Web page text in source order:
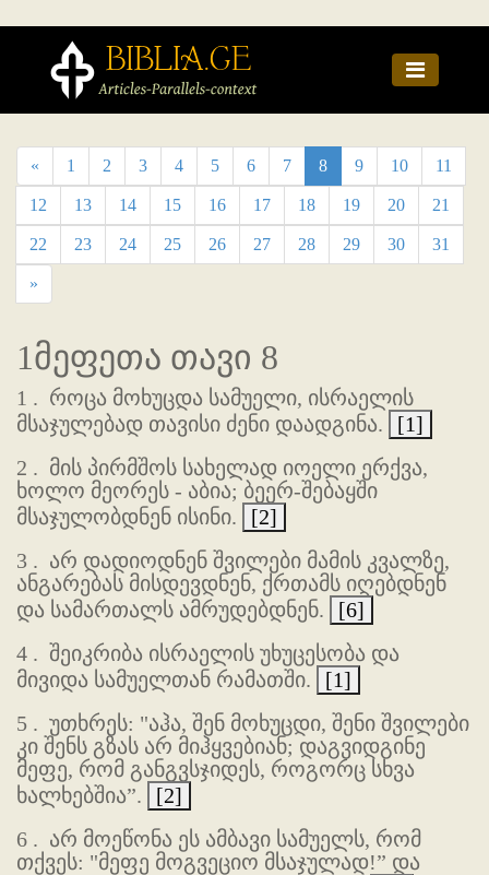
« 1 2 3 4 5 6 7 8 9 10 11
12 13 14 15 16 17 18 19 20 21
22 23 24 25 26 27 28 29 30 31
»
1მეფეთა თავი 8
1 . როცა მოხუცდა სამუელი, ისრაელის
მსაჯულებად თავისი ძენი დაადგინა.
[1]
2 . მის პირმშოს სახელად იოელი ერქვა,
ხოლო მეორეს - აბია; ბეერ-შებაყში
მსაჯულობდნენ ისინი.
[2]
3 . არ დადიოდნენ შვილები მამის კვალზე,
ანგარებას მისდევდნენ, ქრთამს იღებდნენ
და სამართალს ამრუდებდნენ.
[6]
4 . შეიკრიბა ისრაელის უხუცესობა და
მივიდა სამუელთან რამათში.
[1]
5 . უთხრეს: "აჰა, შენ მოხუცდი, შენი შვილები
კი შენს გზას არ მიჰყვებიან; დაგვიდგინე
მეფე, რომ განგვსჯიდეს, როგორც სხვა
ხალხებშია”.
[2]
6 . არ მოეწონა ეს ამბავი სამუელს, რომ
თქვეს: "მეფე მოგვეციო მსაჯულად!” და